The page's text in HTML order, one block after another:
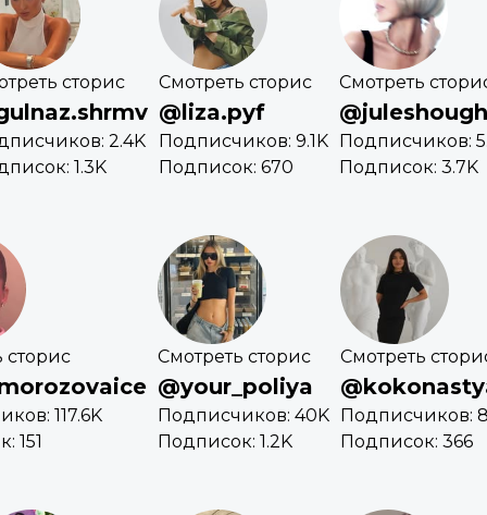
сторис
2.4K
1.3K
Смотреть сторис
@liza.pyf
Подписчиков: 9.1K
Подписок: 670
Смотреть
@juleshough
Подписчиков:
Подписок: 3.7K
сторис
117.6K
151
Смотреть сторис
@your_poliya
Подписчиков: 40K
Подписок: 1.2K
Смотреть
Подписчиков:
Подписок: 366